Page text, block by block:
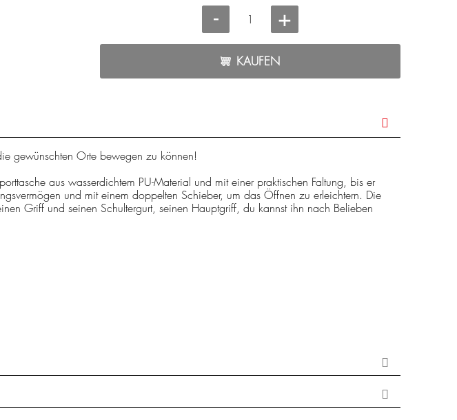
- +
KAUFEN
gewünschten Orte bewegen zu können!
aus wasserdichtem PU-Material und mit einer praktischen Faltung, bis er
und mit einem doppelten Schieber, um das Öffnen zu erleichtern. Die
Griff und seinen Schultergurt, seinen Hauptgriff, du kannst ihn nach Belieben